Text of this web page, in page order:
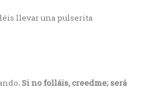
llevar una pulserita
. Si no folláis, creedme; será